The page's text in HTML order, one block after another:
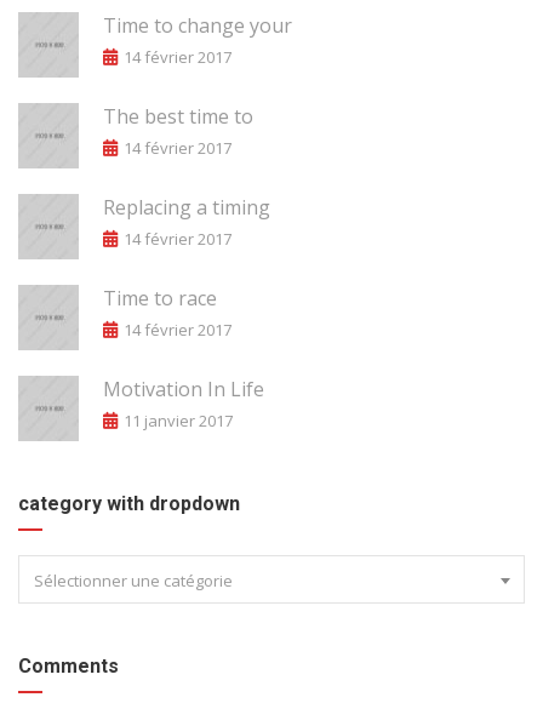
Time to change your
14 février 2017
The best time to
14 février 2017
Replacing a timing
14 février 2017
Time to race
14 février 2017
Motivation In Life
11 janvier 2017
category with dropdown
Sélectionner une catégorie
Comments